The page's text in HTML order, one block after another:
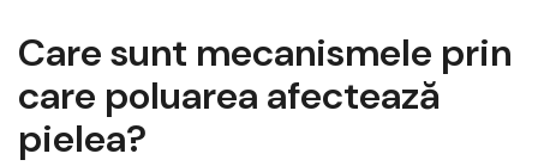
Care sunt mecanismele prin
care poluarea afectează
pielea?